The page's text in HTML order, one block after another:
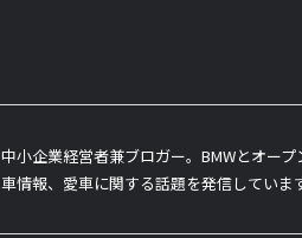
中小企業経営者兼ブロガー。BMWとオー
車情報、愛車に関する話題を発信していま